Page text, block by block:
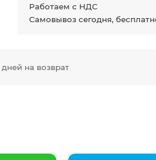
Работаем с НДС
Самовывоз сегодня,
дней на возврат